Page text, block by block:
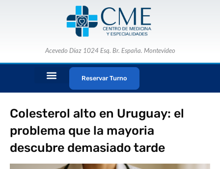
Acevedo Díaz 1024 Esq. Br. España. Montevideo
Reservar Turno
Colesterol alto en Uruguay: el
problema que la mayoria
descubre demasiado tarde